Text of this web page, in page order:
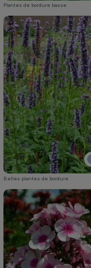
Plantes de bordure basse
Belles plantes de bordure